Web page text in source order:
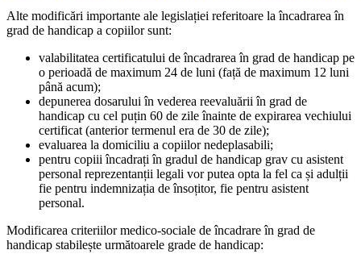
Alte modificări importante ale legislației referitoare la încadrarea în
grad de handicap a copiilor sunt:
valabilitatea certificatului de încadrarea în grad de handicap pe
o perioadă de maximum 24 de luni (față de maximum 12 luni
până acum);
depunerea dosarului în vederea reevaluării în grad de
handicap cu cel puțin 60 de zile înainte de expirarea vechiului
certificat (anterior termenul era de 30 de zile);
evaluarea la domiciliu a copiilor nedeplasabili;
pentru copiii încadrați în gradul de handicap grav cu asistent
personal reprezentanții legali vor putea opta la fel ca și adulții
fie pentru indemnizația de însoțitor, fie pentru asistent
personal.
Modificarea criteriilor medico-sociale de încadrare în grad de
handicap stabilește următoarele grade de handicap: